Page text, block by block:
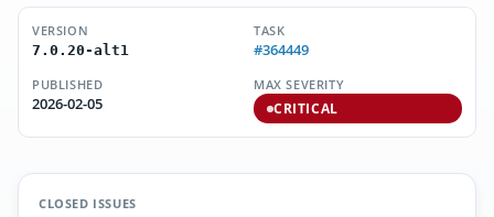
VERSION
7.0.20-alt1
TASK
#364449
PUBLISHED
2026-02-05
MAX SEVERITY
CRITICAL
CLOSED ISSUES